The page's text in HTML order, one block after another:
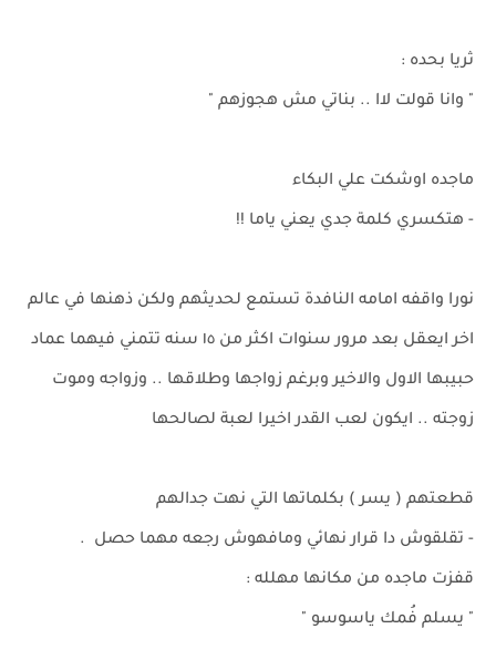
ثريا بحده :
" وانا قولت لاا .. بناتي مش هجوزهم "
ماجده اوشكت علي البكاء
- هتكسري كلمة جدي يعني ياما !!
نورا واقفه امامه النافدة تستمع لحديثهم ولكن ذهنها في عالم
اخر ايعقل بعد مرور سنوات اكثر من ١٥ سنه تتمني فيهما عماد
حبيبها الاول والاخير وبرغم زواجها وطلاقها .. وزواجه وموت
زوجته .. ايكون لعب القدر اخيرا لعبة لصالحها
قطعتهم ( يسر ) بكلماتها التي نهت جدالهم
- تقلقوش دا قرار نهائي ومافهوش رجعه مهما حصل .
قفزت ماجده من مكانها مهلله :
" يسلم فُمك ياسوسو "